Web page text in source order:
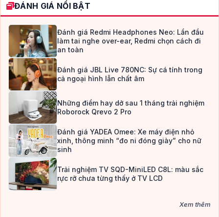
ĐÁNH GIÁ NỔI BẬT
Đánh giá Redmi Headphones Neo: Lần đầu
làm tai nghe over-ear, Redmi chọn cách đi
an toàn
Đánh giá JBL Live 780NC: Sự cá tính trong
cả ngoại hình lẫn chất âm
Những điểm hay dở sau 1 tháng trải nghiệm
Roborock Qrevo 2 Pro
Đánh giá YADEA Omee: Xe máy điện nhỏ
xinh, thông minh “đo ni đóng giày” cho nữ
sinh
Trải nghiệm TV SQD-MiniLED C8L: màu sắc
rực rỡ chưa từng thấy ở TV LCD
Xem thêm